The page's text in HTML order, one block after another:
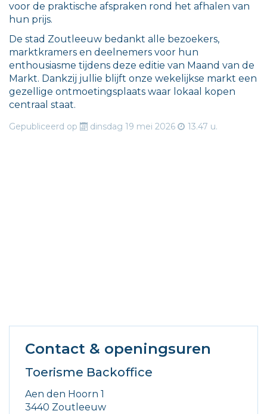
voor de praktische afspraken rond het afhalen van
hun prijs.
De stad Zoutleeuw bedankt alle bezoekers,
marktkramers en deelnemers voor hun
enthousiasme tijdens deze editie van Maand van de
Markt. Dankzij jullie blijft onze wekelijkse markt een
gezellige ontmoetingsplaats waar lokaal kopen
centraal staat.
Gepubliceerd op dinsdag 19 mei 2026 13.47 u.
Contact & openingsuren
Toerisme Backoffice
Adres
Aen den Hoorn 1
,
3440 Zoutleeuw